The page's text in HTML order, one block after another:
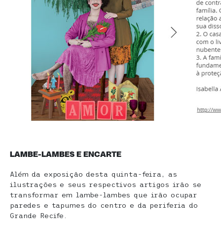
LAMBE-LAMBES E ENCARTE
Além da exposição desta quinta-feira, as
ilustrações e seus respectivos artigos irão se
transformar em lambe-lambes que irão ocupar
paredes e tapumes do centro e da periferia do
Grande Recife.